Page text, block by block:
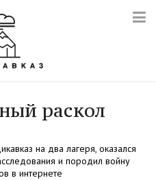
раскол
на два лагеря, оказался
и породил войну
в интернете